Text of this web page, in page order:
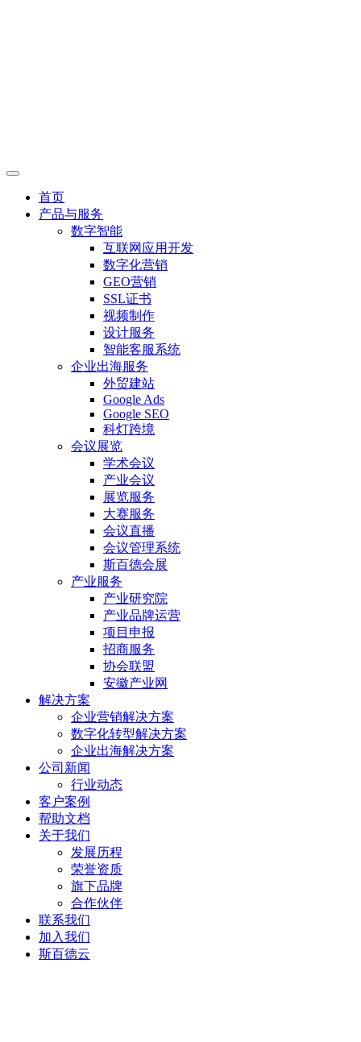
首页
产品与服务
数字智能
互联网应用开发
数字化营销
GEO营销
SSL证书
视频制作
设计服务
智能客服系统
企业出海服务
外贸建站
Google Ads
Google SEO
科灯跨境
会议展览
学术会议
产业会议
展览服务
大赛服务
会议直播
会议管理系统
斯百德会展
产业服务
产业研究院
产业品牌运营
项目申报
招商服务
协会联盟
安徽产业网
解决方案
企业营销解决方案
数字化转型解决方案
企业出海解决方案
公司新闻
行业动态
客户案例
帮助文档
关于我们
发展历程
荣誉资质
旗下品牌
合作伙伴
联系我们
加入我们
斯百德云